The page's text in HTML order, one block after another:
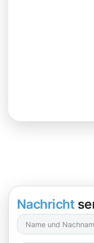
Nachricht